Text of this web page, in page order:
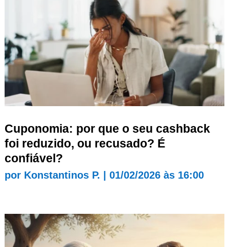
Cuponomia: por que o seu cashback
foi reduzido, ou recusado? É
confiável?
por Konstantinos P. 01/02/2026 às 16:00